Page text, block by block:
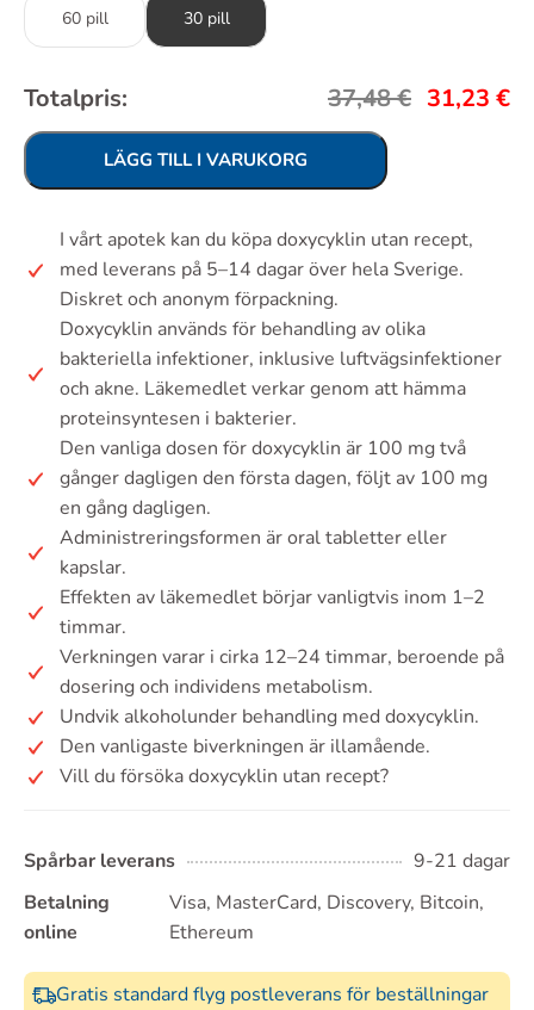
60 pill 30 pill
Totalpris: 37,48€ 31,23 €
LÄGG TILL I VARUKORG
I vårt apotek kan du köpa doxycyklin utan recept,
med leverans på 5–14 dagar över hela Sverige.
Diskret och anonym förpackning.
Doxycyklin används för behandling av olika
bakteriella infektioner, inklusive luftvägsinfektioner
och akne. Läkemedlet verkar genom att hämma
proteinsyntesen i bakterier.
Den vanliga dosen för doxycyklin är 100 mg två
gånger dagligen den första dagen, följt av 100 mg
en gång dagligen.
Administreringsformen är oral tabletter eller
kapslar.
Effekten av läkemedlet börjar vanligtvis inom 1–2
timmar.
Verkningen varar i cirka 12–24 timmar, beroende på
dosering och individens metabolism.
Undvik alkoholunder behandling med doxycyklin.
Den vanligaste biverkningen är illamående.
Vill du försöka doxycyklin utan recept?
Spårbar leverans
9-21 dagar
Betalning
online
Visa, MasterCard, Discovery, Bitcoin,
Ethereum
Gratis standard flyg postleverans för beställningar